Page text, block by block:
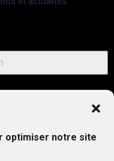
optimiser notre site